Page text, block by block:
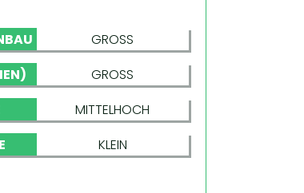
GROSS
GROSS
MITTELHOCH
KLEIN